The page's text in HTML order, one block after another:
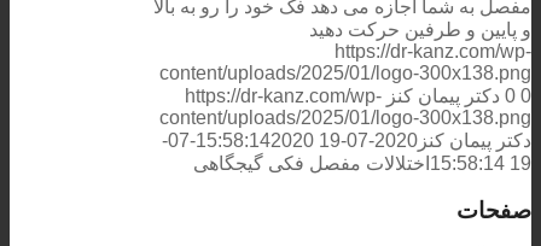
مفصل به شما اجازه می دهد فک خود را رو به بالا
و پایین و طرفین حرکت دهید
https://dr-kanz.com/wp-
content/uploads/2025/01/logo-300x138.png
0 0 دکتر پیمان کنز https://dr-kanz.com/wp-
content/uploads/2025/01/logo-300x138.png
دکتر پیمان کنز 2020-07-19 15:58:14
2020-07-
19 15:58:14
اختلالات مفصل فکی گیجگاهی
صفحات